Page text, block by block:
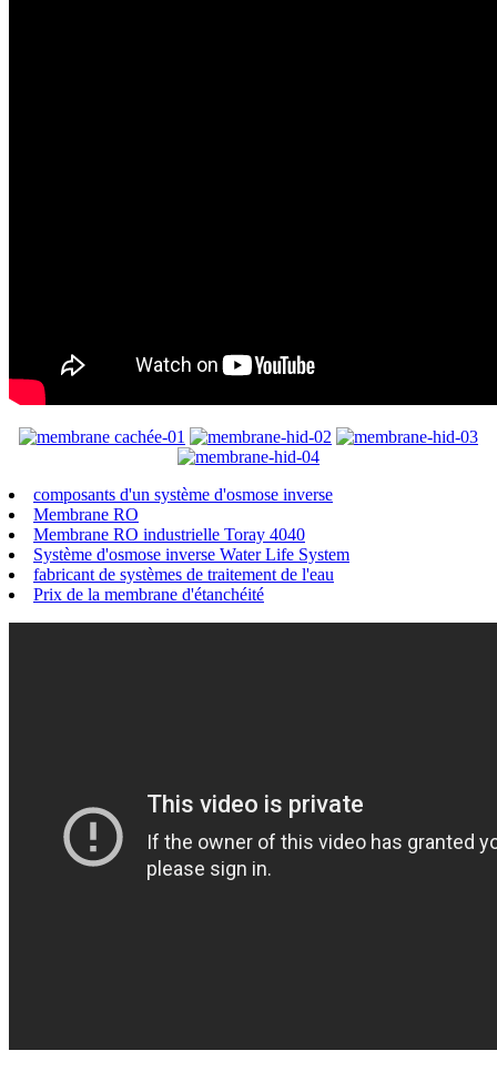
composants d'un système d'osmose inverse
Membrane RO
Membrane RO industrielle Toray 4040
Système d'osmose inverse Water Life System
fabricant de systèmes de traitement de l'eau
Prix ​​de la membrane d'étanchéité